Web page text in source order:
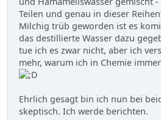
Teilen und genau in dieser
Milchig trüb geworden ist es
das destillierte Wasser dazu
tue ich es zwar nicht, aber ich
mehr, warum ich in Chemie
Ehrlich gesagt bin ich nun bei
skeptisch. Ich werde berichten.